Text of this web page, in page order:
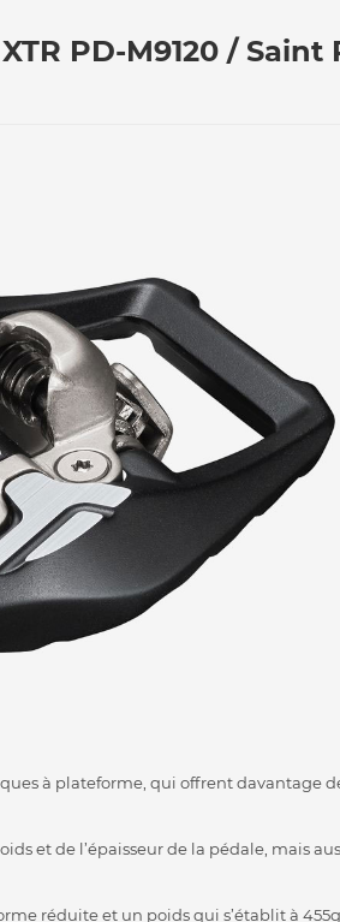
PD-M9120 / Saint
à plateforme, qui offrent davantage
et de l’épaisseur de la pédale, mais
réduite et un poids qui s’établit à